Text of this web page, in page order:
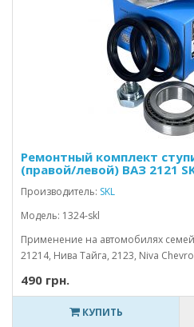
Ремонтный комплект
(правой/левой) ВАЗ 2121
Производитель: SKL
Модель: 1324-skl
Применение на автомобилях
21214, Нива Тайга, 2123, Niva
490 грн.
КУПИТЬ